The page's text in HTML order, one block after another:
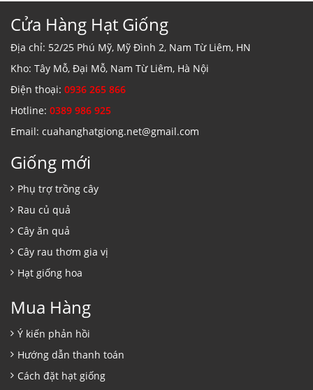
Cửa Hàng Hạt Giống
Địa chỉ: 52/25 Phú Mỹ, Mỹ Đình 2, Nam Từ Liêm, HN
Kho: Tây Mỗ, Đại Mỗ, Nam Từ Liêm, Hà Nội
Điện thoại: 0936 265 866
Hotline: 0389 986 925
Email: cuahanghatgiong.net@gmail.com
Giống mới
Phụ trợ trồng cây
Rau củ quả
Cây ăn quả
Cây rau thơm gia vị
Hạt giống hoa
Mua Hàng
Ý kiến phản hồi
Hướng dẫn thanh toán
Cách đặt hạt giống